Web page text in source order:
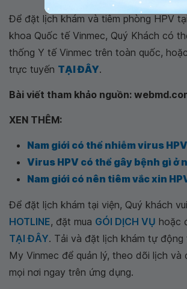
Để đặt lịch khám và tiêm phòng HPV
khoa Quốc tế Vinmec, Quý Khách có
thống Y tế Vinmec trên toàn quốc,
trực tuyến TẠI ĐÂY.
Bài viết tham khảo nguồn:
XEN THÊM:
Nam giới có thể nhiễm virus
Virus HPV có thể gây bệnh gì ở
Nam giới có nên tiêm vắc xin
Để đặt lịch khám tại viện, Quý khách
HOTLINE, đặt mua GÓI DỊCH VỤ hoặc
TẠI ĐÂY. Tải và đặt lịch khám tự động
My Vinmec để quản lý, theo dõi lịch và
mọi nơi ngay trên ứng dụng.